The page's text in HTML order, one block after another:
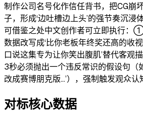
制作公司名号化作信任背书，把CG崩
子，形成‘边吐槽边上头’的强节奏沉浸体
可借鉴之处中文创作者可立即执行：①
数据改写成‘比你老板年终奖还高的收
口说这集专为让你笑出腹肌’替代客
3秒必须抛出一个违反常识的假设句（
改成赛博朋克版…’），强制触发观众认
对标核心数据